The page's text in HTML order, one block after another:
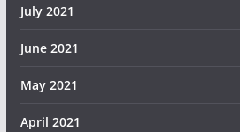
July 2021
June 2021
May 2021
April 2021